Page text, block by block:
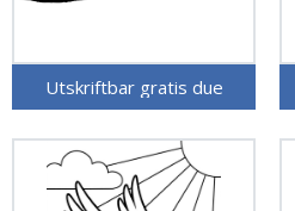
Utskriftbar gratis due